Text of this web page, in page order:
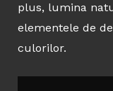
plus, lumina
elementele de
culorilor.